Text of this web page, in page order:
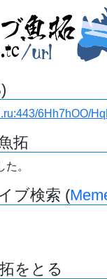
6Hh7hOO/
拓
。
ブ検索 (
をとる